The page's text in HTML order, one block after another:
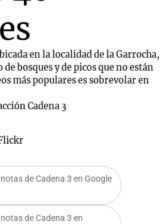
en la localidad de la Garrocha,
de bosques y de picos que no están
más populares es sobrevolar en
Cadena 3
de Cadena 3 en Google
de Cadena 3 en